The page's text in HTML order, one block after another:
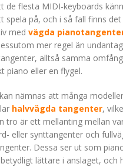
de flesta MIDI-keyboards
spela på, och i så fall finns det
med vägda
mer regel än
alltså samma
piano eller en flygel.
nämnas att många
halvvägda tangenter,
tro är ett mellanting mellan
eller synttangenter och
Dessa ser ut som
lättare i anslaget, och